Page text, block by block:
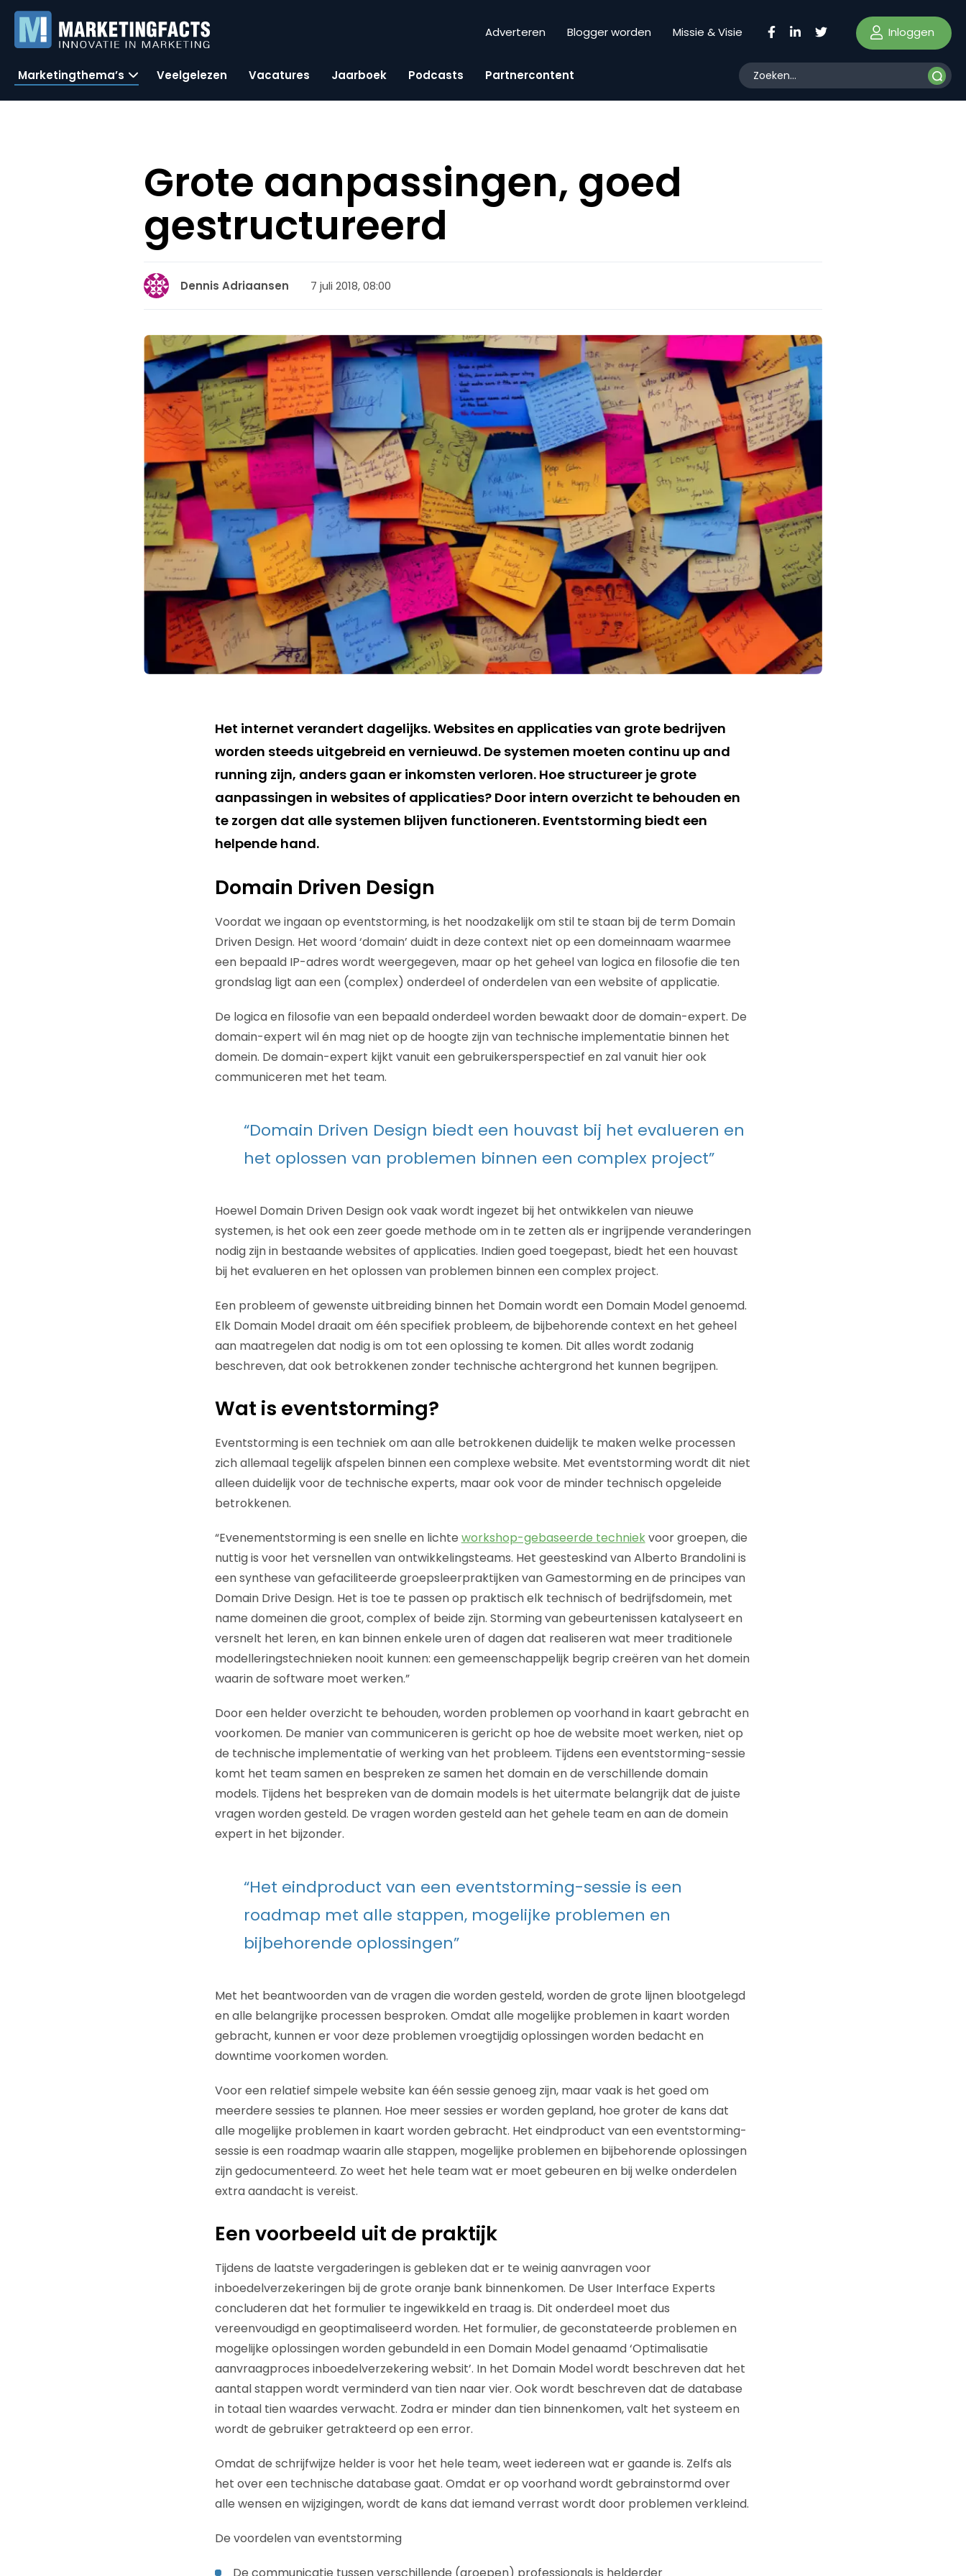
Adverteren Blogger worden Missie & Visie Inloggen
Marketingthema’s Veelgelezen Vacatures Jaarboek Podcasts Partnercontent
Grote aanpassingen, goed
gestructureerd
Dennis Adriaansen 7 juli 2018, 08:00
Het internet verandert dagelijks. Websites en applicaties van grote bedrijven
worden steeds uitgebreid en vernieuwd. De systemen moeten continu up and
running zijn, anders gaan er inkomsten verloren. Hoe structureer je grote
aanpassingen in websites of applicaties? Door intern overzicht te behouden en
te zorgen dat alle systemen blijven functioneren. Eventstorming biedt een
helpende hand.
Domain Driven Design
Voordat we ingaan op eventstorming, is het noodzakelijk om stil te staan bij de term Domain
Driven Design. Het woord ‘domain’ duidt in deze context niet op een domeinnaam waarmee
een bepaald IP-adres wordt weergegeven, maar op het geheel van logica en filosofie die ten
grondslag ligt aan een (complex) onderdeel of onderdelen van een website of applicatie.
De logica en filosofie van een bepaald onderdeel worden bewaakt door de domain-expert. De
domain-expert wil én mag niet op de hoogte zijn van technische implementatie binnen het
domein. De domain-expert kijkt vanuit een gebruikersperspectief en zal vanuit hier ook
communiceren met het team.
“Domain Driven Design biedt een houvast bij het evalueren en
het oplossen van problemen binnen een complex project”
Hoewel Domain Driven Design ook vaak wordt ingezet bij het ontwikkelen van nieuwe
systemen, is het ook een zeer goede methode om in te zetten als er ingrijpende veranderingen
nodig zijn in bestaande websites of applicaties. Indien goed toegepast, biedt het een houvast
bij het evalueren en het oplossen van problemen binnen een complex project.
Een probleem of gewenste uitbreiding binnen het Domain wordt een Domain Model genoemd.
Elk Domain Model draait om één specifiek probleem, de bijbehorende context en het geheel
aan maatregelen dat nodig is om tot een oplossing te komen. Dit alles wordt zodanig
beschreven, dat ook betrokkenen zonder technische achtergrond het kunnen begrijpen.
Wat is eventstorming?
Eventstorming is een techniek om aan alle betrokkenen duidelijk te maken welke processen
zich allemaal tegelijk afspelen binnen een complexe website. Met eventstorming wordt dit niet
alleen duidelijk voor de technische experts, maar ook voor de minder technisch opgeleide
betrokkenen.
“Evenementstorming is een snelle en lichte workshop-gebaseerde techniekvoor groepen, die
nuttig is voor het versnellen van ontwikkelingsteams. Het geesteskind van Alberto Brandolini is
een synthese van gefaciliteerde groepsleerpraktijken van Gamestorming en de principes van
Domain Drive Design. Het is toe te passen op praktisch elk technisch of bedrijfsdomein, met
name domeinen die groot, complex of beide zijn. Storming van gebeurtenissen katalyseert en
versnelt het leren, en kan binnen enkele uren of dagen dat realiseren wat meer traditionele
modelleringstechnieken nooit kunnen: een gemeenschappelijk begrip creëren van het domein
waarin de software moet werken.”
Door een helder overzicht te behouden, worden problemen op voorhand in kaart gebracht en
voorkomen. De manier van communiceren is gericht op hoe de website moet werken, niet op
de technische implementatie of werking van het probleem. Tijdens een eventstorming-sessie
komt het team samen en bespreken ze samen het domain en de verschillende domain
models. Tijdens het bespreken van de domain models is het uitermate belangrijk dat de juiste
vragen worden gesteld. De vragen worden gesteld aan het gehele team en aan de domein
expert in het bijzonder.
“Het eindproduct van een eventstorming-sessie is een
roadmap met alle stappen, mogelijke problemen en
bijbehorende oplossingen”
Met het beantwoorden van de vragen die worden gesteld, worden de grote lijnen blootgelegd
en alle belangrijke processen besproken. Omdat alle mogelijke problemen in kaart worden
gebracht, kunnen er voor deze problemen vroegtijdig oplossingen worden bedacht en
downtime voorkomen worden.
Voor een relatief simpele website kan één sessie genoeg zijn, maar vaak is het goed om
meerdere sessies te plannen. Hoe meer sessies er worden gepland, hoe groter de kans dat
alle mogelijke problemen in kaart worden gebracht. Het eindproduct van een eventstorming-
sessie is een roadmap waarin alle stappen, mogelijke problemen en bijbehorende oplossingen
zijn gedocumenteerd. Zo weet het hele team wat er moet gebeuren en bij welke onderdelen
extra aandacht is vereist.
Een voorbeeld uit de praktijk
Tijdens de laatste vergaderingen is gebleken dat er te weinig aanvragen voor
inboedelverzekeringen bij de grote oranje bank binnenkomen. De User Interface Experts
concluderen dat het formulier te ingewikkeld en traag is. Dit onderdeel moet dus
vereenvoudigd en geoptimaliseerd worden. Het formulier, de geconstateerde problemen en
mogelijke oplossingen worden gebundeld in een Domain Model genaamd ‘Optimalisatie
aanvraagproces inboedelverzekering websit’. In het Domain Model wordt beschreven dat het
aantal stappen wordt verminderd van tien naar vier. Ook wordt beschreven dat de database
in totaal tien waardes verwacht. Zodra er minder dan tien binnenkomen, valt het systeem en
wordt de gebruiker getrakteerd op een error.
Omdat de schrijfwijze helder is voor het hele team, weet iedereen wat er gaande is. Zelfs als
het over een technische database gaat. Omdat er op voorhand wordt gebrainstormd over
alle wensen en wijzigingen, wordt de kans dat iemand verrast wordt door problemen verkleind.
De voordelen van eventstorming
De communicatie tussen verschillende (groepen) professionals is helderder